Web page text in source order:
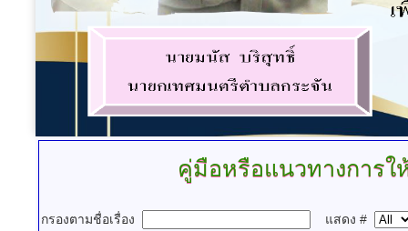
คู่มือหรือแนวทางการ
กรองตามชื่อเรื่อง แสดง #